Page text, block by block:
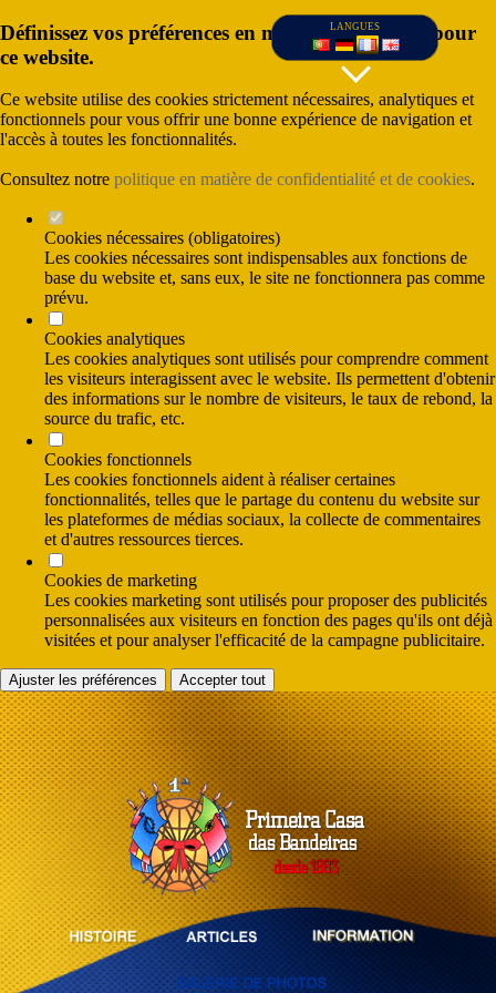
Définissez vos préférences en matière de cookies pour
ce website.
Ce website utilise des cookies strictement nécessaires, analytiques et
fonctionnels pour vous offrir une bonne expérience de navigation et
l'accès à toutes les fonctionnalités.
Consultez notre politique en matière de confidentialité et de cookies.
Cookies nécessaires (obligatoires)
Les cookies nécessaires sont indispensables aux fonctions de
base du website et, sans eux, le site ne fonctionnera pas comme
prévu.
Cookies analytiques
Les cookies analytiques sont utilisés pour comprendre comment
les visiteurs interagissent avec le website. Ils permettent d'obtenir
des informations sur le nombre de visiteurs, le taux de rebond, la
source du trafic, etc.
Cookies fonctionnels
Les cookies fonctionnels aident à réaliser certaines
fonctionnalités, telles que le partage du contenu du website sur
les plateformes de médias sociaux, la collecte de commentaires
et d'autres ressources tierces.
Cookies de marketing
Les cookies marketing sont utilisés pour proposer des publicités
personnalisées aux visiteurs en fonction des pages qu'ils ont déjà
visitées et pour analyser l'efficacité de la campagne publicitaire.
Ajuster les préférences Accepter tout
LANGUES
nationale)